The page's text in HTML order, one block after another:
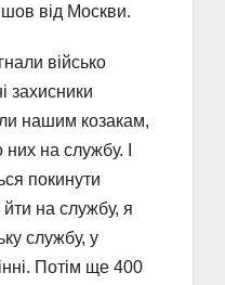
від Москви.
військо
захисники
нашим козакам,
на службу. І
покинути
на службу, я
службу, у
Потім ще 400